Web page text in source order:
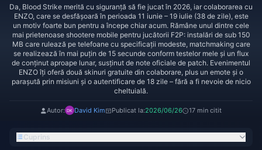
Da, Blood Strike merită cu siguranță să fie jucat în 2026, iar colaborarea cu
ENZO, care se desfășoară în perioada 11 iunie – 19 iulie (38 de zile), este
un motiv foarte bun pentru a începe chiar acum. Rămâne unul dintre cele
mai prietenoase shootere mobile pentru jucătorii F2P: instalări de sub 150
MB care rulează pe telefoane cu specificații modeste, matchmaking care
se realizează în mai puțin de 15 secunde conform testelor mele și un flux
de conținut aproape lunar, susținut de note oficiale de patch. Evenimentul
ENZO îți oferă două skinuri gratuite din colaborare, plus un emote și o
parașută prin misiuni și o autentificare de 18 zile – fără a fi nevoie de nicio
cheltuială.
Autor: David Kim Publicat la:2026/06/26 17 min citit
Cuprins